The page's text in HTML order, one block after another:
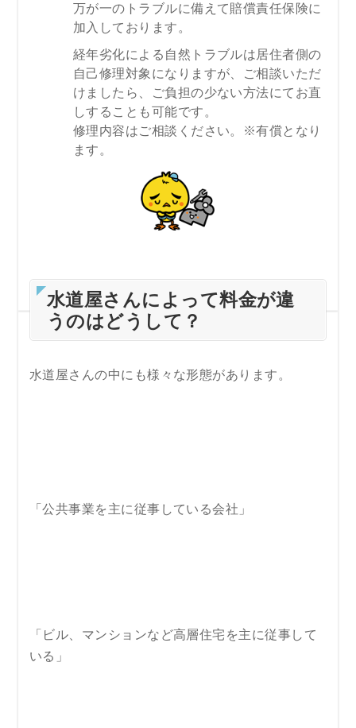
万が一のトラブルに備えて賠償責任保険に
加入しております。
経年劣化による自然トラブルは居住者側の
自己修理対象になりますが、ご相談いただ
けましたら、ご負担の少ない方法にてお直
しすることも可能です。
修理内容はご相談ください。※有償となり
ます。
水道屋さんによって料金が違
うのはどうして？
水道屋さんの中にも様々な形態があります。
「公共事業を主に従事している会社」
「ビル、マンションなど高層住宅を主に従事して
いる」